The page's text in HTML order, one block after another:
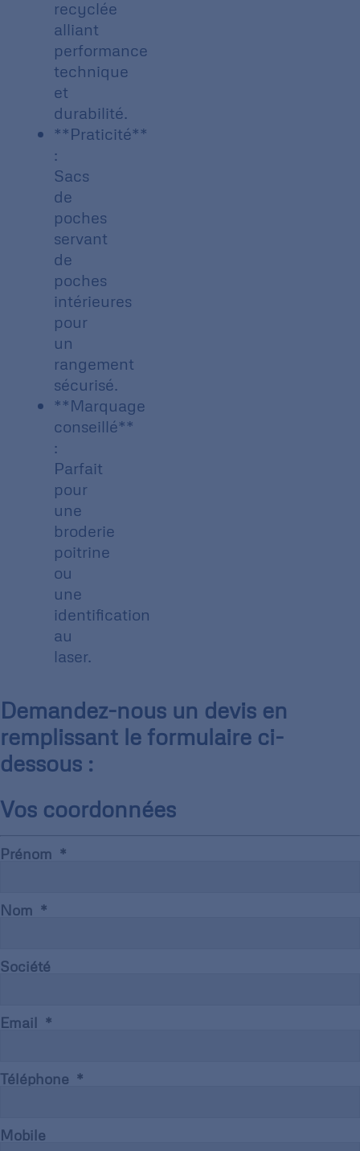
recyclée
alliant
performance
technique
et
durabilité.
**Praticité**
:
Sacs
de
poches
servant
de
poches
intérieures
pour
un
rangement
sécurisé.
**Marquage
conseillé**
:
Parfait
pour
une
broderie
poitrine
ou
une
identification
au
laser.
Demandez-nous un devis en
remplissant le formulaire ci-
dessous :
Vos coordonnées
Prénom
Nom
Société
Email
Téléphone
Mobile